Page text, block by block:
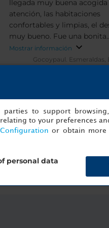
llegada muy buena acogida
atención, las habitaciones
confortables y limpias, el
muy bueno. Fue una bonita
experiencia
Mostrar información
Gocoypaul. Esmeraldas,
Collection
to support
to your preferences
Configuration or obtain
personal data